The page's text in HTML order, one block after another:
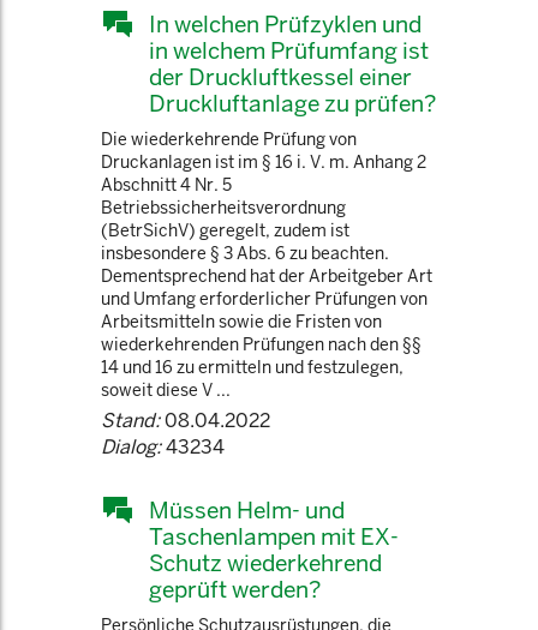
In welchen Prüfzyklen und
in welchem Prüfumfang ist
der Druckluftkessel einer
Druckluftanlage zu prüfen?
Die wiederkehrende Prüfung von
Druckanlagen ist im § 16 i. V. m. Anhang 2
Abschnitt 4 Nr. 5
Betriebssicherheitsverordnung
(BetrSichV) geregelt, zudem ist
insbesondere § 3 Abs. 6 zu beachten.
Dementsprechend hat der Arbeitgeber Art
und Umfang erforderlicher Prüfungen von
Arbeitsmitteln sowie die Fristen von
wiederkehrenden Prüfungen nach den §§
14 und 16 zu ermitteln und festzulegen,
soweit diese V ...
Stand:08.04.2022
Dialog:43234
Müssen Helm- und
Taschenlampen mit EX-
Schutz wiederkehrend
geprüft werden?
Persönliche Schutzausrüstungen, die